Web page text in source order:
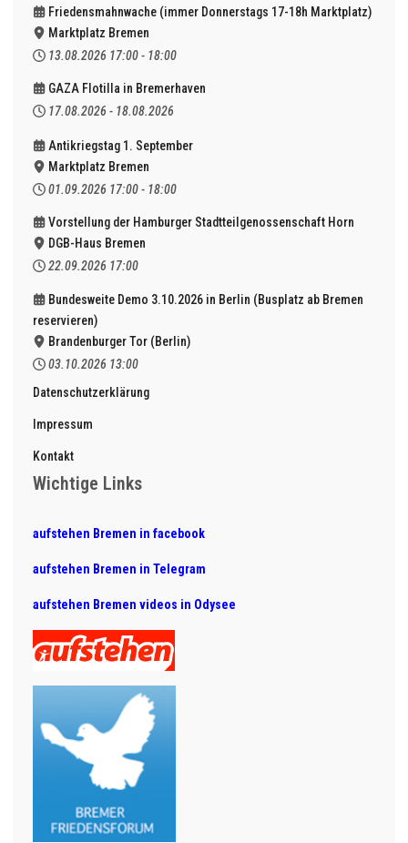
Friedensmahnwache (immer Donnerstags 17-18h Marktplatz)
Marktplatz Bremen
13.08.2026 17:00 - 18:00
GAZA Flotilla in Bremerhaven
17.08.2026 - 18.08.2026
Antikriegstag 1. September
Marktplatz Bremen
01.09.2026 17:00 - 18:00
Vorstellung der Hamburger Stadtteilgenossenschaft Horn
DGB-Haus Bremen
22.09.2026 17:00
Bundesweite Demo 3.10.2026 in Berlin (Busplatz ab Bremen
reservieren)
Brandenburger Tor (Berlin)
03.10.2026 13:00
Datenschutzerklärung
Impressum
Kontakt
Wichtige Links
aufstehen Bremen in facebook
aufstehen Bremen in Telegram
aufstehen Bremen videos in Odysee